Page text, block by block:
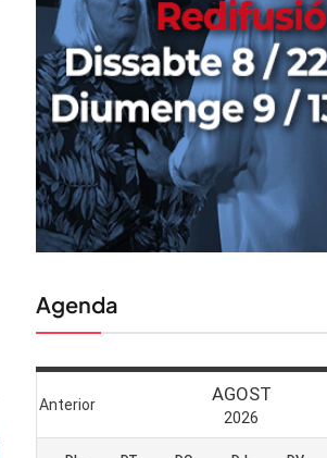
Agenda